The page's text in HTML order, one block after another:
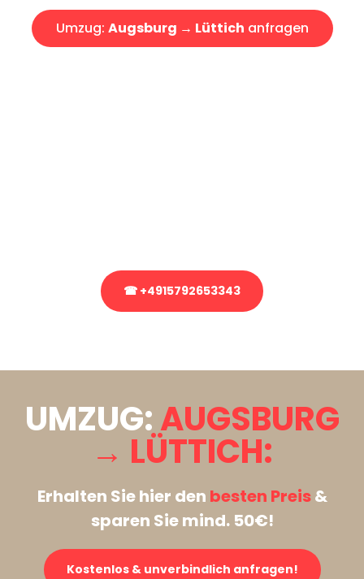
Umzug: Augsburg → Lüttich anfragen
☎ +4915792653343
UMZUG:AUGSBURG
→ LÜTTICH:
Erhalten Sie hier den besten Preis&
sparen Sie mind. 50€!
Kostenlos & unverbindlich anfragen!